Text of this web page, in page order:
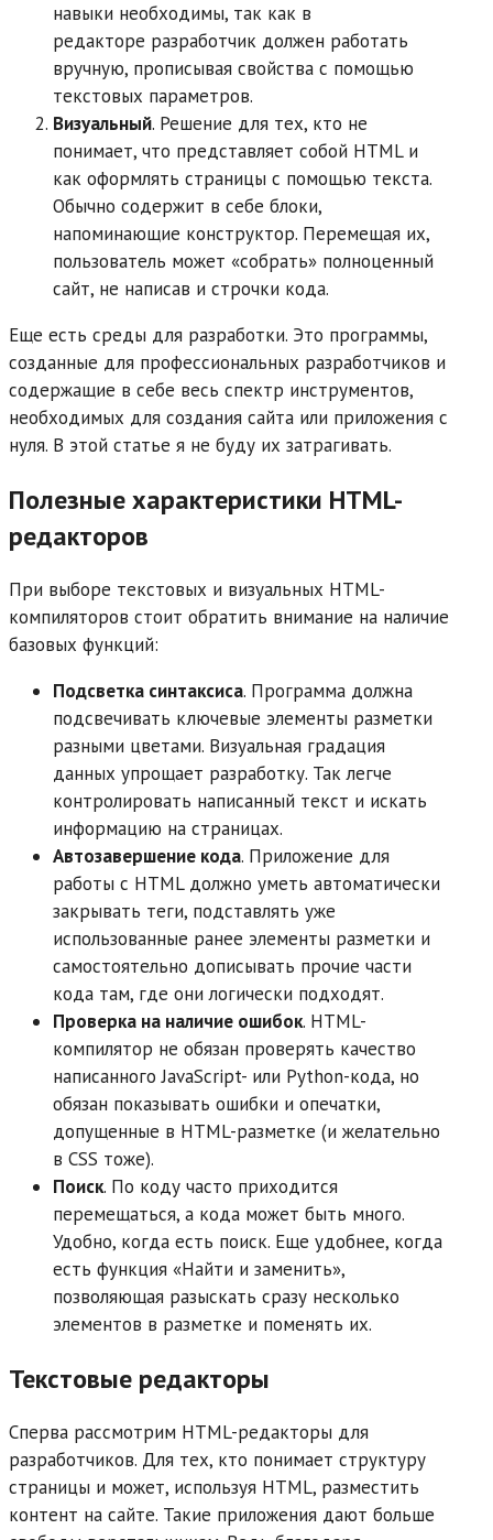
навыки необходимы, так как в
редакторе разработчик должен работать
вручную, прописывая свойства с помощью
текстовых параметров.
Визуальный. Решение для тех, кто не
понимает, что представляет собой HTML и
как оформлять страницы с помощью текста.
Обычно содержит в себе блоки,
напоминающие конструктор. Перемещая их,
пользователь может «собрать» полноценный
сайт, не написав и строчки кода.
Еще есть среды для разработки. Это программы,
созданные для профессиональных разработчиков и
содержащие в себе весь спектр инструментов,
необходимых для создания сайта или приложения с
нуля. В этой статье я не буду их затрагивать.
Полезные характеристики HTML-
редакторов
При выборе текстовых и визуальных HTML-
компиляторов стоит обратить внимание на наличие
базовых функций:
Подсветка синтаксиса. Программа должна
подсвечивать ключевые элементы разметки
разными цветами. Визуальная градация
данных упрощает разработку. Так легче
контролировать написанный текст и искать
информацию на страницах.
Автозавершение кода. Приложение для
работы с HTML должно уметь автоматически
закрывать теги, подставлять уже
использованные ранее элементы разметки и
самостоятельно дописывать прочие части
кода там, где они логически подходят.
Проверка на наличие ошибок. HTML-
компилятор не обязан проверять качество
написанного JavaScript- или Python-кода, но
обязан показывать ошибки и опечатки,
допущенные в HTML-разметке (и желательно
в CSS тоже).
Поиск. По коду часто приходится
перемещаться, а кода может быть много.
Удобно, когда есть поиск. Еще удобнее, когда
есть функция «Найти и заменить»,
позволяющая разыскать сразу несколько
элементов в разметке и поменять их.
Текстовые редакторы
Сперва рассмотрим HTML-редакторы для
разработчиков. Для тех, кто понимает структуру
страницы и может, используя HTML, разместить
контент на сайте. Такие приложения дают больше